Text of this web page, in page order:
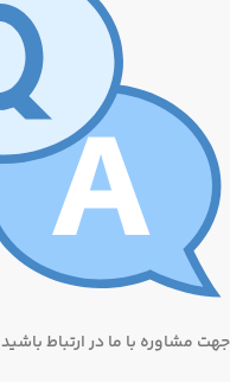
جهت مشاوره با ما در ارتباط باشید